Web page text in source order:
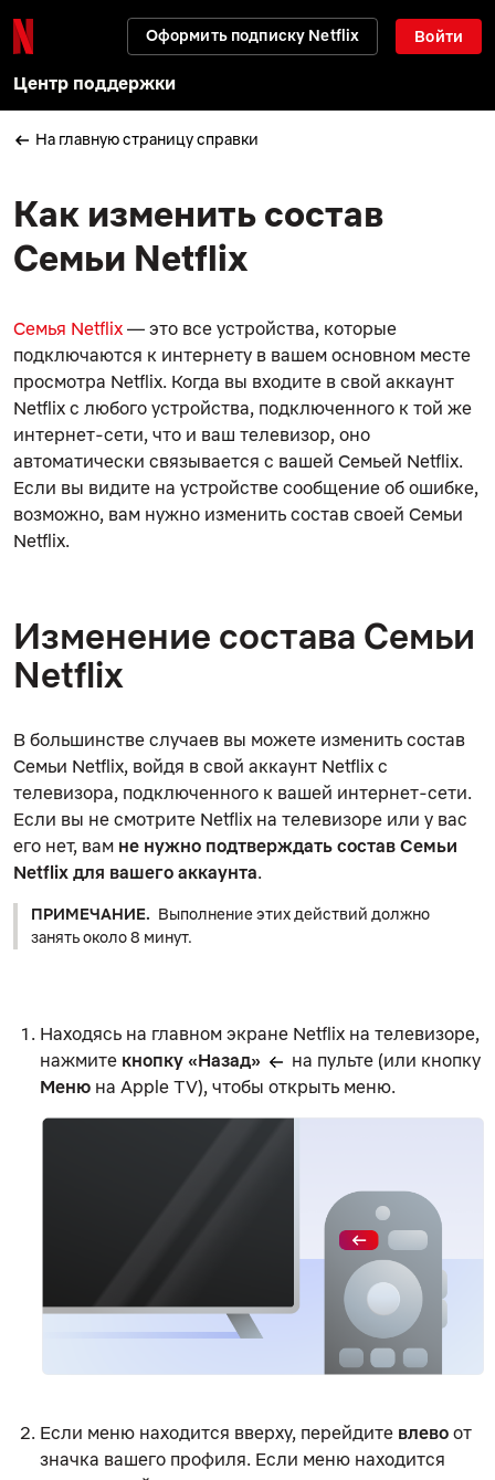
Оформить подписку Netflix Войти
Центр поддержки
На главную страницу справки
Как изменить состав
Семьи Netflix
Семья Netflix — это все устройства, которые
подключаются к интернету в вашем основном месте
просмотра Netflix. Когда вы входите в свой аккаунт
Netflix с любого устройства, подключенного к той же
интернет-сети, что и ваш телевизор, оно
автоматически связывается с вашей Семьей Netflix.
Если вы видите на устройстве сообщение об ошибке,
возможно, вам нужно изменить состав своей Семьи
Netflix.
Изменение состава Семьи
Netflix
В большинстве случаев вы можете изменить состав
Семьи Netflix, войдя в свой аккаунт Netflix с
телевизора, подключенного к вашей интернет-сети.
Если вы не смотрите Netflix на телевизоре или у вас
его нет, вам не нужно подтверждать состав Семьи
Netflix для вашего аккаунта.
ПРИМЕЧАНИЕ. Выполнение этих действий должно
занять около 8 минут.
Находясь на главном экране Netflix на телевизоре,
нажмите кнопку «Назад»
на пульте (или кнопку
Меню на Apple TV), чтобы открыть меню.
Если меню находится вверху, перейдите влево от
значка вашего профиля. Если меню находится